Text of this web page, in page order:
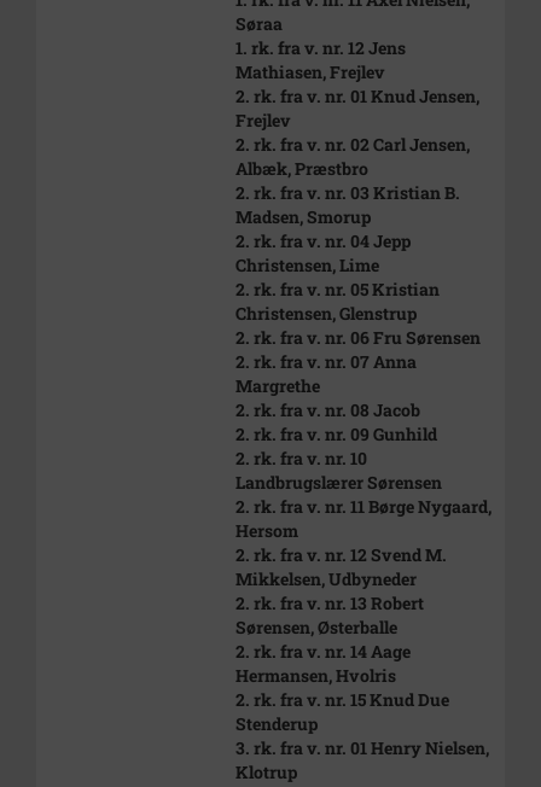
Søraa
1. rk. fra v. nr. 12 Jens
Mathiasen, Frejlev
2. rk. fra v. nr. 01 Knud Jensen,
Frejlev
2. rk. fra v. nr. 02 Carl Jensen,
Albæk, Præstbro
2. rk. fra v. nr. 03 Kristian B.
Madsen, Smorup
2. rk. fra v. nr. 04 Jepp
Christensen, Lime
2. rk. fra v. nr. 05 Kristian
Christensen, Glenstrup
2. rk. fra v. nr. 06 Fru Sørensen
2. rk. fra v. nr. 07 Anna
Margrethe
2. rk. fra v. nr. 08 Jacob
2. rk. fra v. nr. 09 Gunhild
2. rk. fra v. nr. 10
Landbrugslærer Sørensen
2. rk. fra v. nr. 11 Børge Nygaard,
Hersom
2. rk. fra v. nr. 12 Svend M.
Mikkelsen, Udbyneder
2. rk. fra v. nr. 13 Robert
Sørensen, Østerballe
2. rk. fra v. nr. 14 Aage
Hermansen, Hvolris
2. rk. fra v. nr. 15 Knud Due
Stenderup
3. rk. fra v. nr. 01 Henry Nielsen,
Klotrup